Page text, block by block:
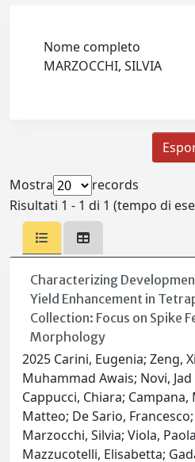
Nome completo
MARZOCCHI, SILVIA
Mostra
records
Risultati 1 - 1 di 1 (tempo di
Characterizing
Yield Enhancement in
Collection: Focus on Spike
Morphology
2025 Carini, Eugenia; Zeng,
Muhammad Awais; Novi, Jad
Cappucci, Chiara;
Matteo; De Sario,
Marzocchi, Silvia; Viola,
Mazzucotelli, Elisabetta;